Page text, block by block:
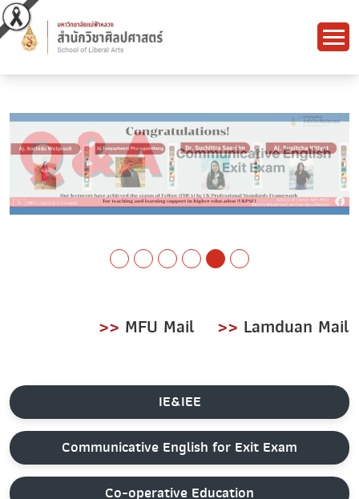
>> MFU Mail >> Lamduan Mail
IE&IEE
Communicative English for Exit Exam
Co-operative Education